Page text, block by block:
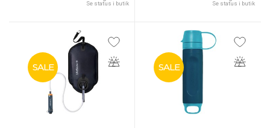
Se status i butik Se status i butik
SALE SALE